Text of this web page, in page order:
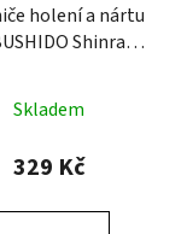
holení a nártu
Shinrage
Skladem
329 Kč